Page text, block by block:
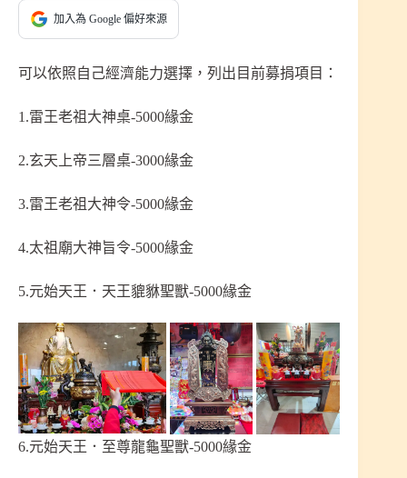
加入為 Google 偏好來源
可以依照自己經濟能力選擇，列出目前募捐項目：
1.雷王老祖大神桌-5000緣金
2.玄天上帝三層桌-3000緣金
3.雷王老祖大神令-5000緣金
4.太祖廟大神旨令-5000緣金
5.元始天王．天王貔貅聖獸-5000緣金
6.元始天王．至尊龍龜聖獸-5000緣金